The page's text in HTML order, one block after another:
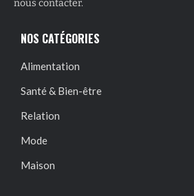
nous contacter.
NOS CATÉGORIES
Alimentation
Santé & Bien-être
Relation
Mode
Maison